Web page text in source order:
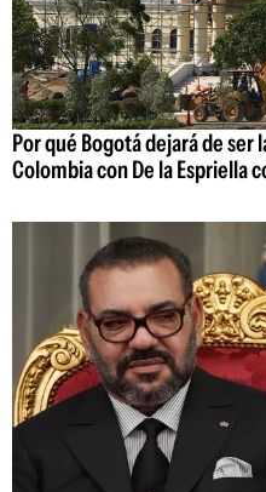
Por qué Bogotá dejará de ser
Colombia con De la Espriella